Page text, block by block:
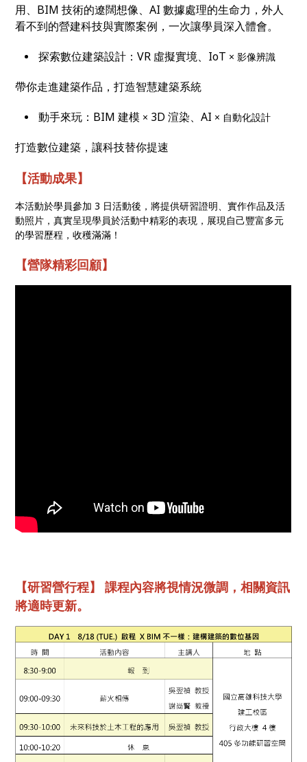
用、BIM 技術的遼闊想像、AI 數據處理的生命力，外人
看不到的營建科技與實際案例，一次讓學員深入體會。
探索數位建築設計：VR 虛擬實境、IoT × 影像辨識
帶你走進建築作品，打造智慧建築系統
動手來玩：BIM 建模 × 3D 渲染、AI × 自動化設計
打造數位建築，讓科技替你提速
【活動成果】
本活動於學員參加 3 日活動後，將提供研習證明、實作作品及活
動照片，真實呈現學員於活動中精彩的表現，展現自己豐富多元
的學習歷程，收穫滿滿！
【營隊精彩回顧】
【研習營行程】課程內容將視情況微調，相關資訊
將適時更新。